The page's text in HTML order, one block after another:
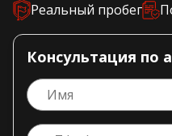
Реальный пробег
Консультация по